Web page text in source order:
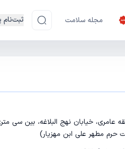
مجله سلامت ثبت‌نام
عامری، خیابان نهج البلاغه، بین سی
حرم مطهر علی ابن مهزیار)